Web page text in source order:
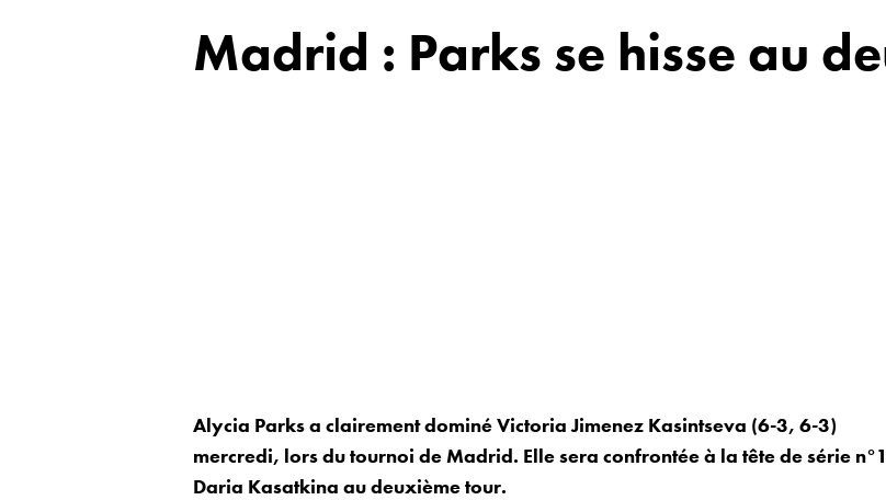
Madrid : Parks se hisse au
Alycia Parks a clairement dominé Victoria Jimenez Kasintseva (6-3, 6-3)
mercredi, lors du tournoi de Madrid. Elle sera confrontée à la tête de série
Daria Kasatkina au deuxième tour.